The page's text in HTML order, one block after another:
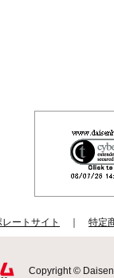
ートサイト 特定
Copyright ©